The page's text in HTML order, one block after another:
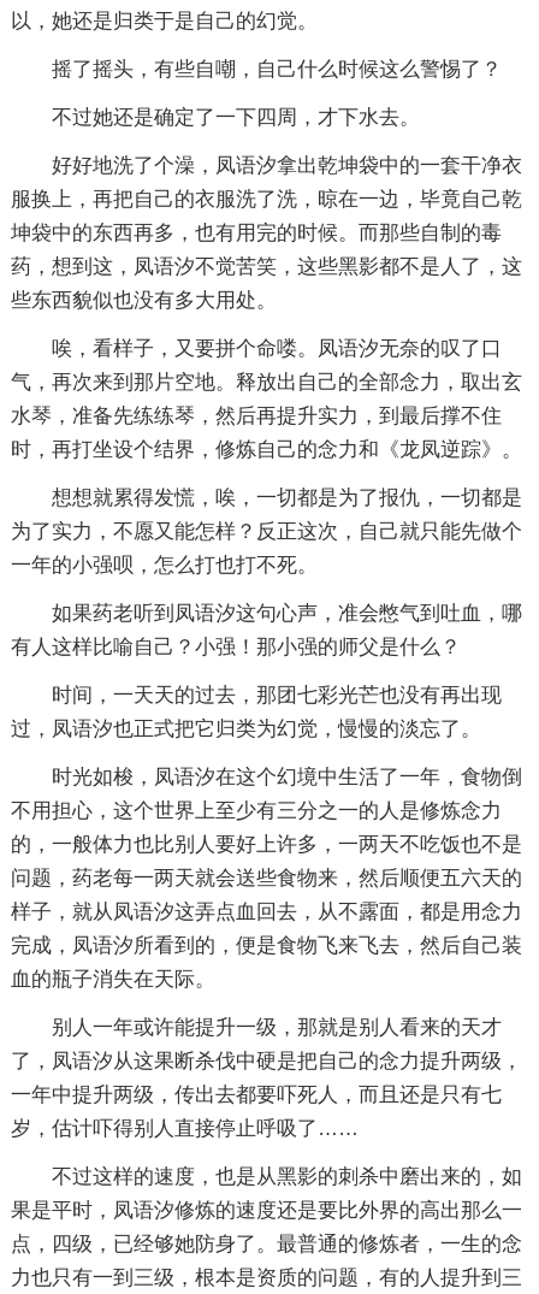
以，她还是归类于是自己的幻觉。
摇了摇头，有些自嘲，自己什么时候这么警惕了？
不过她还是确定了一下四周，才下水去。
好好地洗了个澡，凤语汐拿出乾坤袋中的一套干净衣
服换上，再把自己的衣服洗了洗，晾在一边，毕竟自己乾
坤袋中的东西再多，也有用完的时候。而那些自制的毒
药，想到这，凤语汐不觉苦笑，这些黑影都不是人了，这
些东西貌似也没有多大用处。
唉，看样子，又要拼个命喽。凤语汐无奈的叹了口
气，再次来到那片空地。释放出自己的全部念力，取出玄
水琴，准备先练练琴，然后再提升实力，到最后撑不住
时，再打坐设个结界，修炼自己的念力和《龙凤逆踪》。
想想就累得发慌，唉，一切都是为了报仇，一切都是
为了实力，不愿又能怎样？反正这次，自己就只能先做个
一年的小强呗，怎么打也打不死。
如果药老听到凤语汐这句心声，准会憋气到吐血，哪
有人这样比喻自己？小强！那小强的师父是什么？
时间，一天天的过去，那团七彩光芒也没有再出现
过，凤语汐也正式把它归类为幻觉，慢慢的淡忘了。
时光如梭，凤语汐在这个幻境中生活了一年，食物倒
不用担心，这个世界上至少有三分之一的人是修炼念力
的，一般体力也比别人要好上许多，一两天不吃饭也不是
问题，药老每一两天就会送些食物来，然后顺便五六天的
样子，就从凤语汐这弄点血回去，从不露面，都是用念力
完成，凤语汐所看到的，便是食物飞来飞去，然后自己装
血的瓶子消失在天际。
别人一年或许能提升一级，那就是别人看来的天才
了，凤语汐从这果断杀伐中硬是把自己的念力提升两级，
一年中提升两级，传出去都要吓死人，而且还是只有七
岁，估计吓得别人直接停止呼吸了……
不过这样的速度，也是从黑影的刺杀中磨出来的，如
果是平时，凤语汐修炼的速度还是要比外界的高出那么一
点，四级，已经够她防身了。最普通的修炼者，一生的念
力也只有一到三级，根本是资质的问题，有的人提升到三